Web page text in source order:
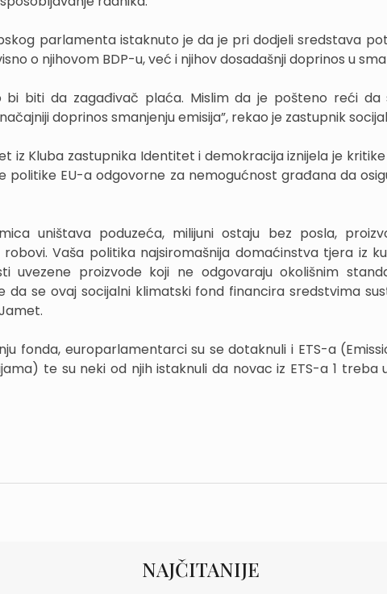
parlamenta istaknuto je da je pri dodjeli sredstava
o njihovom BDP-u, već i njihov dosadašnji doprinos u
bi biti da zagađivač plaća. Mislim da je pošteno reći da
doprinos smanjenju emisija”, rekao je zastupnik
iz Kluba zastupnika Identitet i demokracija iznijela je
politike EU-a odgovorne za nemogućnost građana da
uništava poduzeća, milijuni ostaju bez posla,
robovi. Vaša politika najsiromašnija domaćinstva tjera iz
uvezene proizvode koji ne odgovaraju okolišnim
da se ovaj socijalni klimatski fond financira sredstvima
fonda, europarlamentarci su se dotaknuli i ETS-a
te su neki od njih istaknuli da novac iz ETS-a 1 treba
NAJČITANIJE